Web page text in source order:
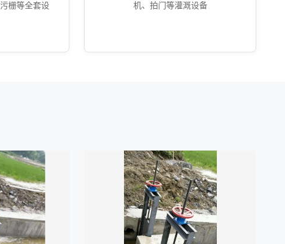
栅等全套设
机、拍门等灌溉设备